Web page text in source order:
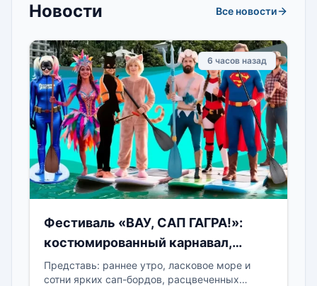
Новости Все новости
6 часов назад
Фестиваль «ВАУ, САП ГАГРА!»:
костюмированный карнавал,
который перевернёт твоё лето
Представь: раннее утро, ласковое море и
сотни ярких сап-бордов, расцвеченных